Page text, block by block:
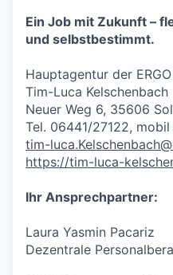
Ein Job mit Zukunft –
und selbstbestimmt.
Hauptagentur der
Tim-Luca Kelschenbach
Neuer Weg 6, 35606
Tel. 06441/27122,
tim-
https://tim-luca-
Ihr Ansprechpartner:
Laura Yasmin Pacariz
Dezentrale